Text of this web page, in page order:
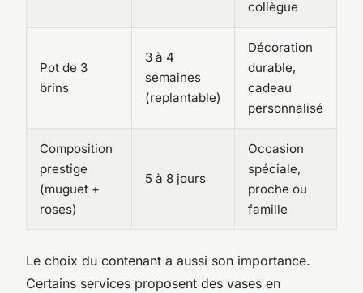
collègue
Pot de 3
brins
3 à 4
semaines
(replantable)
Décoration
durable,
cadeau
personnalisé
Composition
prestige
(muguet +
roses)
5 à 8 jours
Occasion
spéciale,
proche ou
famille
Le choix du contenant a aussi son importance.
Certains services proposent des vases en